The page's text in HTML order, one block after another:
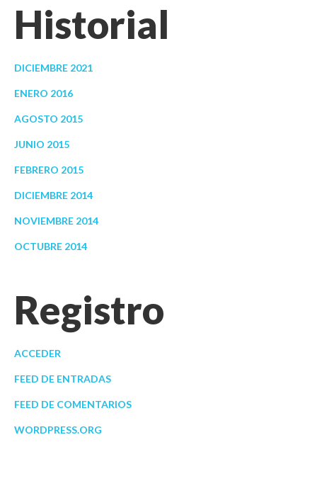
Historial
DICIEMBRE 2021
ENERO 2016
AGOSTO 2015
JUNIO 2015
FEBRERO 2015
DICIEMBRE 2014
NOVIEMBRE 2014
OCTUBRE 2014
Registro
ACCEDER
FEED DE ENTRADAS
FEED DE COMENTARIOS
WORDPRESS.ORG